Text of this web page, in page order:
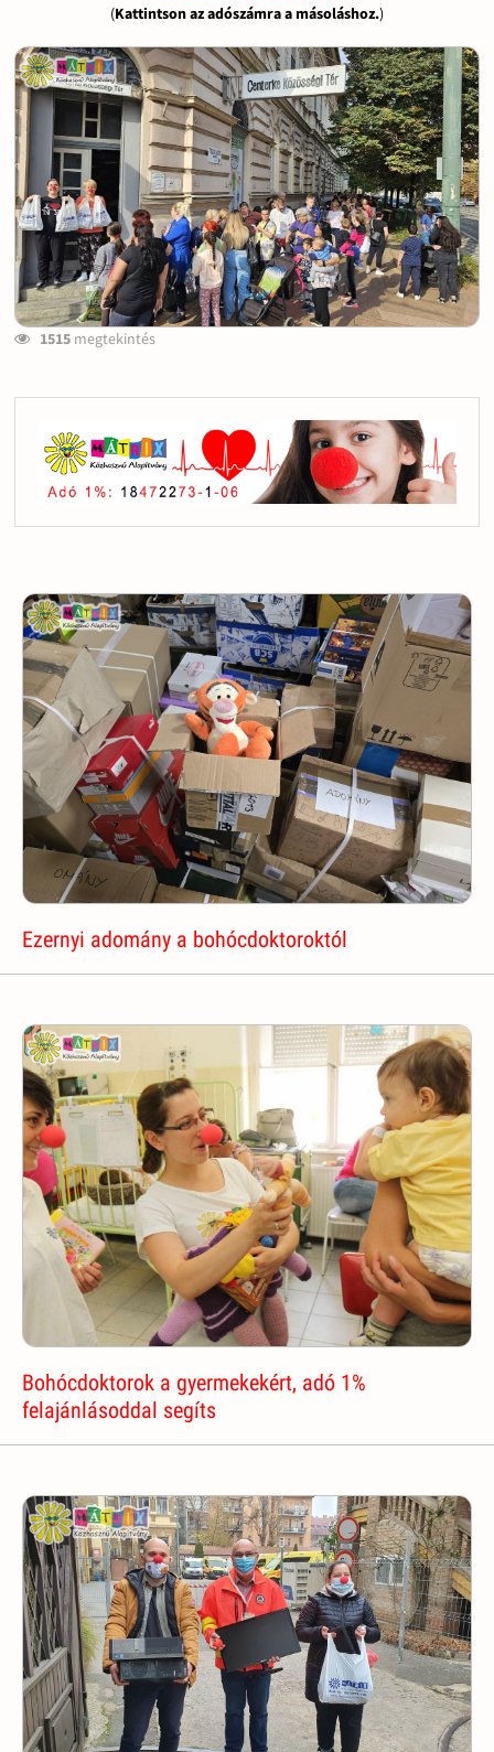
(Kattintson az adószámra a másoláshoz.)
1515megtekintés
Ezernyi adomány a bohócdoktoroktól
Bohócdoktorok a gyermekekért, adó 1%
felajánlásoddal segíts